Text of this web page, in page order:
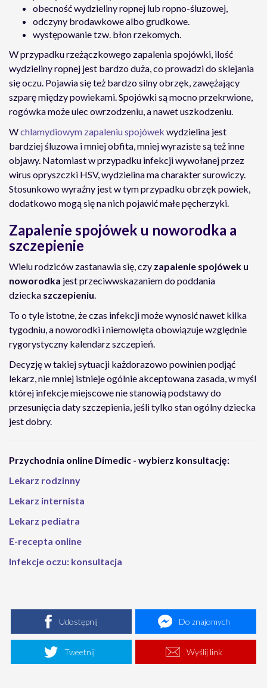
obecność wydzieliny ropnej lub ropno-śluzowej,
odczyny brodawkowe albo grudkowe.
występowanie tzw. błon rzekomych.
W przypadku rzeżączkowego zapalenia spojówki, ilość
wydzieliny ropnej jest bardzo duża, co prowadzi do sklejania
się oczu. Pojawia się też bardzo silny obrzęk, zawężający
szparę między powiekami. Spojówki są mocno przekrwione,
rogówka może ulec owrzodzeniu, a nawet uszkodzeniu.
Wchlamydiowym zapaleniu spojówek wydzielina jest
bardziej śluzowa i mniej obfita, mniej wyraziste są też inne
objawy. Natomiast w przypadku infekcji wywołanej przez
wirus opryszczki HSV, wydzielina ma charakter surowiczy.
Stosunkowo wyraźny jest w tym przypadku obrzęk powiek,
dodatkowo mogą się na nich pojawić małe pęcherzyki.
Zapalenie spojówek u noworodka a
szczepienie
Wielu rodziców zastanawia się, czy zapalenie spojówek u
noworodka jest przeciwwskazaniem do poddania
dziecka szczepieniu.
To o tyle istotne, że czas infekcji może wynosić nawet kilka
tygodniu, a noworodki i niemowlęta obowiązuje względnie
rygorystyczny kalendarz szczepień.
Decyzję w takiej sytuacji każdorazowo powinien podjąć
lekarz, nie mniej istnieje ogólnie akceptowana zasada, w myśl
której infekcje miejscowe nie stanowią podstawy do
przesunięcia daty szczepienia, jeśli tylko stan ogólny dziecka
jest dobry.
Przychodnia online Dimedic - wybierz konsultację:
Lekarz rodzinny
Lekarz internista
Lekarz pediatra
E-recepta online
Infekcje oczu: konsultacja
Udostępnij Do znajomych
Tweetnij Wyślij link